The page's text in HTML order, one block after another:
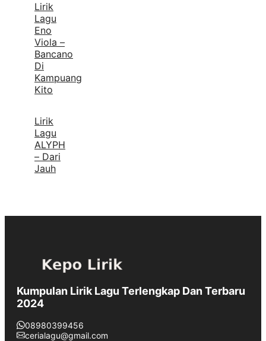
Lirik
Lagu
Eno
Viola –
Bancano
Di
Kampuang
Kito
Lirik
Lagu
ALYPH
– Dari
Jauh
Kumpulan Lirik Lagu Terlengkap Dan Terbaru
2024
08980399456
cerialagu@gmail.com